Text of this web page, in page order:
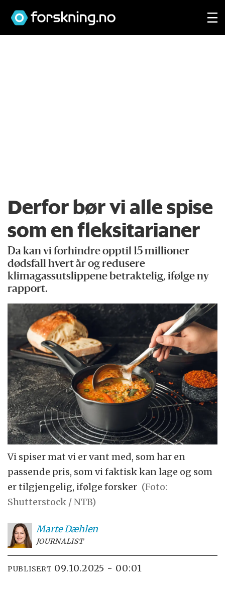
Derfor bør vi alle spise
som en fleksitarianer
Da kan vi forhindre opptil 15 millioner
dødsfall hvert år og redusere
klimagassutslippene betraktelig, ifølge ny
rapport.
Vi spiser mat vi er vant med, som har en
passende pris, som vi faktisk kan lage og som
er tilgjengelig, ifølge forsker (Foto:
Shutterstock / NTB)
MarteDæhlen
JOURNALIST
PUBLISERT 09.10.2025 - 00:01